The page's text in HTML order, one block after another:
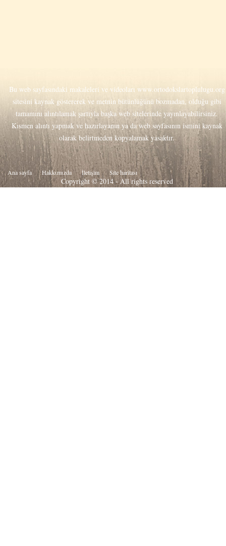
Bu web sayfasındaki makaleleri ve videoları www.ortodokslartoplulugu.org
sitesini kaynak göstererek ve metnin bütünlüğünü bozmadan, olduğu gibi
tamamını alıntılamak şartıyla başka web sitelerinde yayınlayabilirsiniz.
Kısmen alıntı yapmak ve hazırlayanın ya da web sayfasının ismini kaynak
olarak belirtmeden kopyalamak yasaktır.
Ana sayfa Hakkιmιzda İletişim Site haritası
Copyright © 2014 - All rights reserved